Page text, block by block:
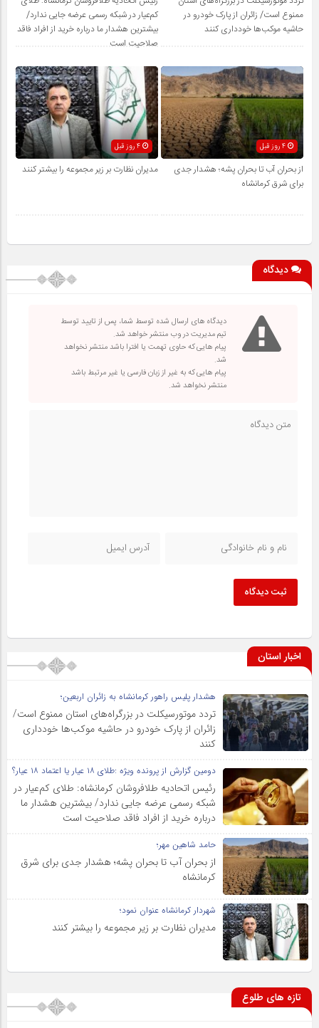
ممنوع است/ زائران از پارک خودرو در
حاشیه موکب‌ها خودداری کنند
کم‌عیار در شبکه رسمی عرضه جایی ندارد/
بیشترین هشدار ما درباره خرید از افراد فاقد
صلاحیت است
4 روز قبل
از بحران آب تا بحران پشه؛ هشدار جدی
برای شرق کرمانشاه
مدیران نظارت بر زیر مجموعه را بیشتر کنند
دیدگاه
دیدگاه های ارسال شده توسط شما، پس از تایید توسط
تیم مدیریت در وب منتشر خواهد شد.
پیام هایی که حاوی تهمت یا افترا باشد منتشر نخواهد
شد.
پیام هایی که به غیر از زبان فارسی یا غیر مرتبط باشد
منتشر نخواهد شد.
ثبت دیدگاه
اخبار استان
هشدار پلیس راهور کرمانشاه به زائران اربعین؛
تردد موتورسیکلت در بزرگراه‌های استان ممنوع است/
زائران از پارک خودرو در حاشیه موکب‌ها خودداری
کنند
دومین گزارش از پرونده ویژه :طلای ۱۸ عیار یا اعتماد ۱۸ عیار؟
رئیس اتحادیه طلافروشان کرمانشاه: طلای کم‌عیار در
شبکه رسمی عرضه جایی ندارد/ بیشترین هشدار ما
درباره خرید از افراد فاقد صلاحیت است
حامد شاهین مهر؛
از بحران آب تا بحران پشه؛ هشدار جدی برای شرق
کرمانشاه
شهردار کرمانشاه عنوان نمود؛
مدیران نظارت بر زیر مجموعه را بیشتر کنند
تازه های طلوع